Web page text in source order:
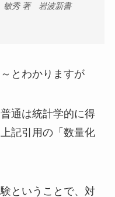
敏秀 著 岩波新書
とわかりますが
通は統計学的に得
記引用の「数量化
ということで、対